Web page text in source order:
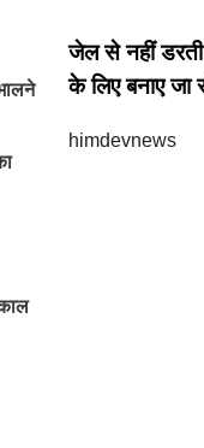
जेल से नहीं
के लिए बनाए जा
himdevnews